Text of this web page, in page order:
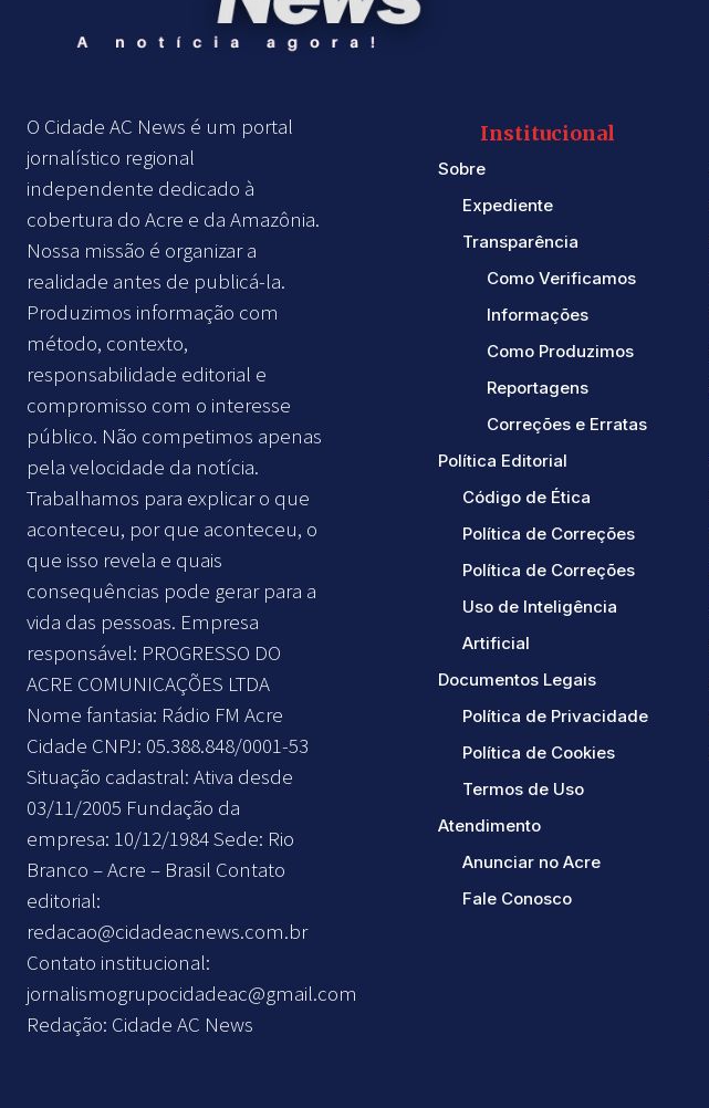
O Cidade AC News é um portal
jornalístico regional
independente dedicado à
cobertura do Acre e da Amazônia.
Nossa missão é organizar a
realidade antes de publicá-la.
Produzimos informação com
método, contexto,
responsabilidade editorial e
compromisso com o interesse
público. Não competimos apenas
pela velocidade da notícia.
Trabalhamos para explicar o que
aconteceu, por que aconteceu, o
que isso revela e quais
consequências pode gerar para a
vida das pessoas. Empresa
responsável: PROGRESSO DO
ACRE COMUNICAÇÕES LTDA
Nome fantasia: Rádio FM Acre
Cidade CNPJ: 05.388.848/0001-53
Situação cadastral: Ativa desde
03/11/2005 Fundação da
empresa: 10/12/1984 Sede: Rio
Branco – Acre – Brasil Contato
editorial:
redacao@cidadeacnews.com.br
Contato institucional:
jornalismogrupocidadeac@gmail.com
Redação: Cidade AC News
Institucional
Sobre
Expediente
Transparência
Como Verificamos
Informações
Como Produzimos
Reportagens
Correções e Erratas
Política Editorial
Código de Ética
Política de Correções
Política de Correções
Uso de Inteligência
Artificial
Documentos Legais
Política de Privacidade
Política de Cookies
Termos de Uso
Atendimento
Anunciar no Acre
Fale Conosco